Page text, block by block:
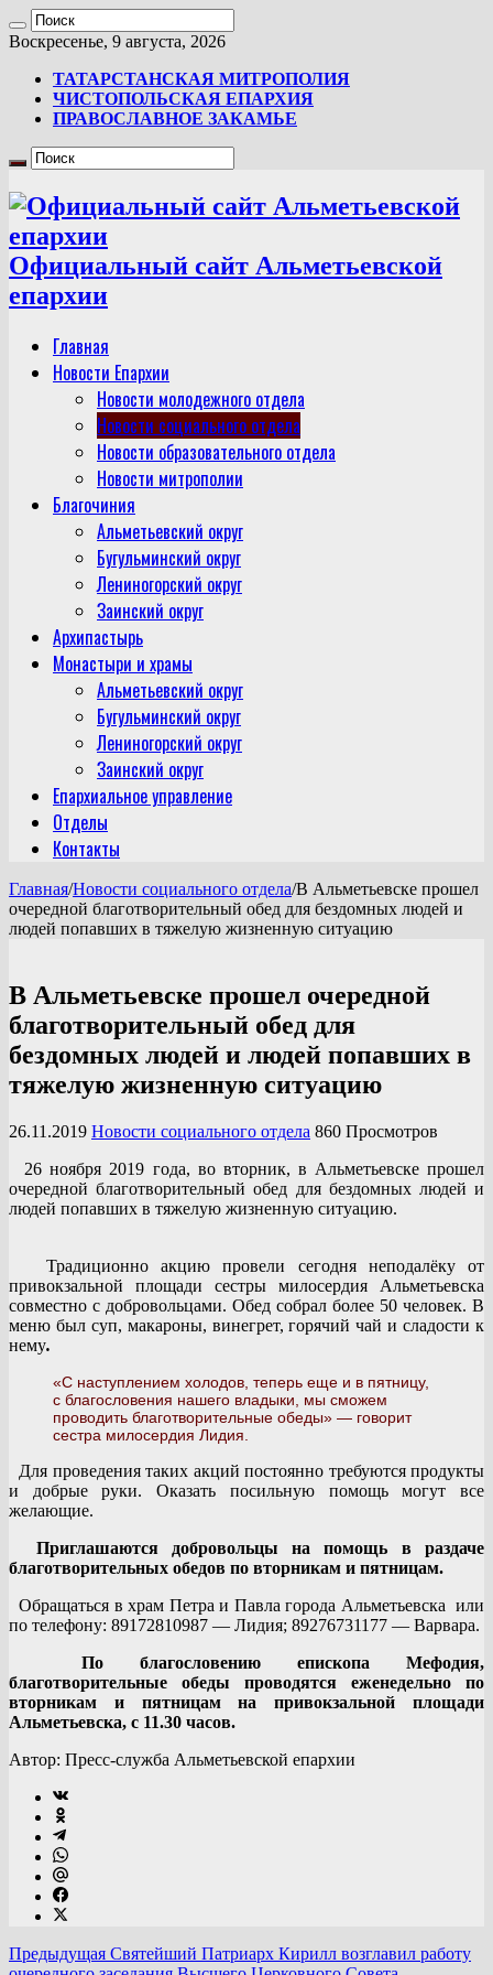
Воскресенье, 9 августа, 2026
ТАТАРСТАНСКАЯ МИТРОПОЛИЯ
ЧИСТОПОЛЬСКАЯ ЕПАРХИЯ
ПРАВОСЛАВНОЕ ЗАКАМЬЕ
Официальный сайт Альметьевской
епархии
Главная
Новости Епархии
Новости молодежного отдела
Новости социального отдела
Новости образовательного отдела
Новости митрополии
Благочиния
Альметьевский округ
Бугульминский округ
Лениногорский округ
Заинский округ
Архипастырь
Монастыри и храмы
Альметьевский округ
Бугульминский округ
Лениногорский округ
Заинский округ
Епархиальное управление
Отделы
Контакты
Главная/Новости социального отдела/В Альметьевске прошел
очередной благотворительный обед для бездомных людей и
людей попавших в тяжелую жизненную ситуацию
В Альметьевске прошел очередной
благотворительный обед для
бездомных людей и людей попавших в
тяжелую жизненную ситуацию
26.11.2019 Новости социального отдела 860 Просмотров
26 ноября 2019 года, во вторник, в Альметьевске прошел
очередной благотворительный обед для бездомных людей и
людей попавших в тяжелую жизненную ситуацию.
Традиционно акцию провели сегодня неподалёку от
привокзальной площади сестры милосердия Альметьевска
совместно с добровольцами. Обед собрал более 50 человек. В
меню был суп, макароны, винегрет, горячий чай и сладости к
нему.
«С наступлением холодов, теперь еще и в пятницу,
с благословения нашего владыки, мы сможем
проводить благотворительные обеды» — говорит
сестра милосердия Лидия.
Для проведения таких акций постоянно требуются продукты
и добрые руки. Оказать посильную помощь могут все
желающие.
Приглашаются добровольцы на помощь в раздаче
благотворительных обедов по вторникам и пятницам.
Обращаться в храм Петра и Павла города Альметьевска или
по телефону: 89172810987 — Лидия; 89276731177 — Варвара.
По благословению епископа Мефодия,
благотворительные обеды проводятся еженедельно по
вторникам и пятницам на привокзальной площади
Альметьевска, с 11.30 часов.
Автор: Пресс-служба Альметьевской епархии
Предыдущая Святейший Патриарх Кирилл возглавил работу